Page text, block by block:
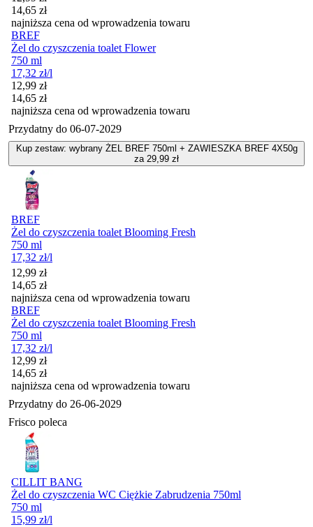
14,65 zł
najniższa cena od wprowadzenia towaru
BREF
Żel do czyszczenia toalet Flower
750 ml
17,32 zł/l
Cena promocyjna
12,99 zł
14,65 zł
najniższa cena od wprowadzenia towaru
Przydatny do 06-07-2029
Kup zestaw: wybrany ŻEL BREF 750ml + ZAWIESZKA BREF 4X50g
za 29,99 zł
BREF
Żel do czyszczenia toalet Blooming Fresh
750 ml
17,32 zł/l
Cena promocyjna
12,99 zł
14,65 zł
najniższa cena od wprowadzenia towaru
BREF
Żel do czyszczenia toalet Blooming Fresh
750 ml
17,32 zł/l
Cena promocyjna
12,99 zł
14,65 zł
najniższa cena od wprowadzenia towaru
Przydatny do 26-06-2029
Frisco poleca
CILLIT BANG
Żel do czyszczenia WC Ciężkie Zabrudzenia 750ml
750 ml
15,99 zł/l